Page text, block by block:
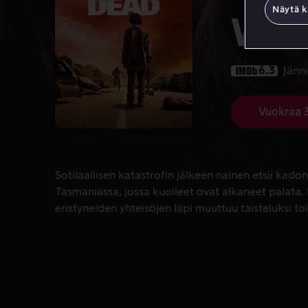
We
6.3
Vuokraa
Sotilaallisen katastrofin jälkeen nainen etsii
Sotilaallisen katastrofin jälkeen nainen etsii
Tasmaniassa, jossa kuolleet ovat alkaneet palata.
eristyneiden yhteisöjen läpi muuttuu taisteluksi
Näytä